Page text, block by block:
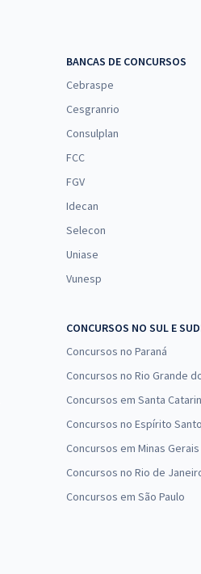
BANCAS DE CONCURSOS
Cebraspe
Cesgranrio
Consulplan
FCC
FGV
Idecan
Selecon
Uniase
Vunesp
CONCURSOS NO SUL E
Concursos no Paraná
Concursos no Rio Grande
Concursos em Santa
Concursos no Espírito Santo
Concursos em Minas Gerais
Concursos no Rio de
Concursos em São Paulo